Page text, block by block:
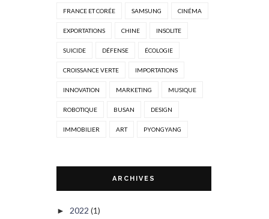
FRANCE ET CORÉE SAMSUNG CINÉMA
EXPORTATIONS CHINE INSOLITE
SUICIDE DÉFENSE ÉCOLOGIE
CROISSANCE VERTE IMPORTATIONS
INNOVATION MARKETING MUSIQUE
ROBOTIQUE BUSAN DESIGN
IMMOBILIER ART PYONGYANG
ARCHIVES
► 2022 (1)